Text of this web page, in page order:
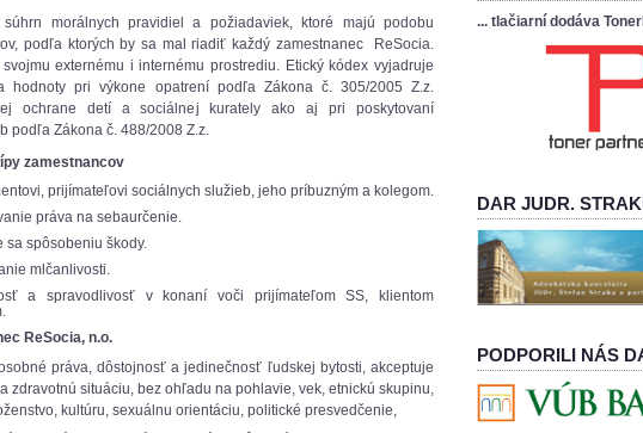
morálnych pravidiel a požiadaviek, ktoré majú podobu
podľa ktorých by sa mal riadiť každý zamestnanec ReSocia.
externému i internému prostrediu. Etický kódex vyjadruje
hodnoty pri výkone opatrení podľa Zákona č. 305/2005 Z.z.
ochrane detí a sociálnej kurately ako aj pri poskytovaní
podľa Zákona č. 488/2008 Z.z.
zamestnancov
prijímateľovi sociálnych služieb, jeho príbuzným a kolegom.
práva na sebaurčenie.
sa spôsobeniu škody.
mlčanlivosti.
a spravodlivosť v konaní voči prijímateľom SS, klientom
ReSocia, n.o.
práva, dôstojnosť a jedinečnosť ľudskej bytosti, akceptuje
zdravotnú situáciu, bez ohľadu na pohlavie, vek, etnickú skupinu,
kultúru, sexuálnu orientáciu, politické presvedčenie,
... tlačiarní dodáva
DAR JUDR.
PODPORILI NÁS